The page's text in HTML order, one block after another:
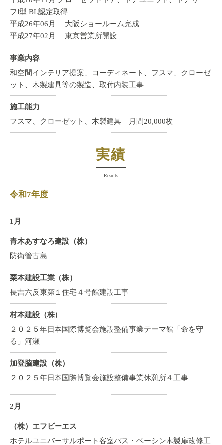
フⅠ型 BL認定取得
平成26年06月 大阪ショールーム完成
平成27年02月 東京営業所開設
事業内容
和空間インテリア提案、コーディネート、フスマ、クローゼ
ット、木製建具等の製造、取付内装工事
施工能力
フスマ、クローゼット、木製建具 月間20,000枚
実績
Results
令和7年度
1月
青木あすなろ建設（株）
防衛管古島
栗本建設工業（株）
長吉六反東第１住宅４号館建設工事
村本建設（株）
２０２５年日本国際博覧会施設整備事業テーマ館「命を守
る」河瀬
加登脇建設（株）
２０２５年日本国際博覧会施設整備事業休憩所４工事
2月
（株）エフビーエス
ホテルユニバーサルポート客室バス・ベーシン木製扉改修工